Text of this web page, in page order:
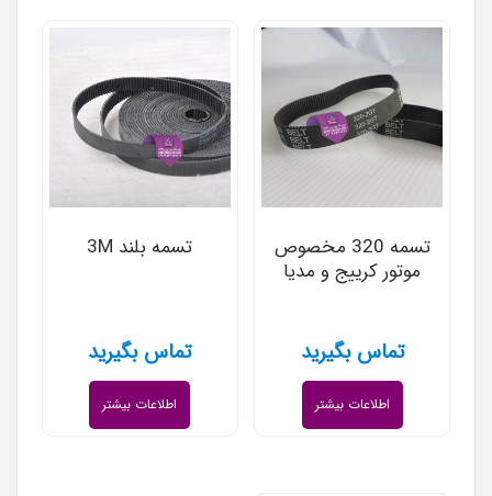
تسمه 320 مخصوص
موتور کرییج و مدیا
تماس بگیرید
اطلاعات بیشتر
تسمه بلند 3M
تماس بگیرید
اطلاعات بیشتر